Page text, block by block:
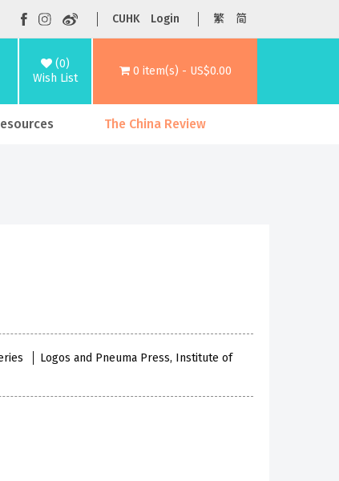
CUHK Login 繁 简
(0)
Wish List
0 item(s) - US$0.00
The China Review
Logos and Pneuma Press, Institute of